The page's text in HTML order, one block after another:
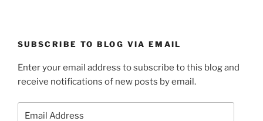
SUBSCRIBE TO BLOG VIA EMAIL
Enter your email address to subscribe to this blog and
receive notifications of new posts by email.